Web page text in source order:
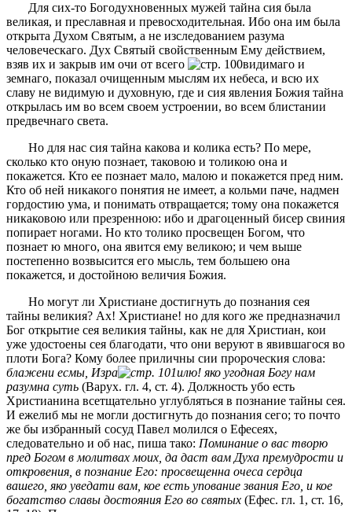
Для сих-то Богодухновенных мужей тайна сия была
великая, и преславная и превосходительная. Ибо она им была
открыта Духом Святым, а не изследованием разума
человеческаго. Дух Святый свойственным Ему действием,
взяв их и закрыв им очи от всего
видимаго и
земнаго, показал очищенным мыслям их небеса, и всю их
славу не видимую и духовную, где и сия явления Божия тайна
открылась им во всем своем устроении, во всем блистании
предвечнаго света.
Но для нас сия тайна какова и колика есть? По мере,
сколько кто оную познает, таковою и толикою она и
покажется. Кто ее познает мало, малою и покажется пред ним.
Кто об ней никакого понятия не имеет, а кольми паче, надмен
гордостию ума, и понимать отвращается; тому она покажется
никаковою или презренною: ибо и драгоценный бисер свиния
попирает ногами. Но кто толико просвещен Богом, что
познает ю много, она явится ему великою; и чем выше
постепенно возвысится его мысль, тем большею она
покажется, и достойною величия Божия.
Но могут ли Христиане достигнуть до познания сея
тайны великия? Ах! Христиане! но для кого же предназначил
Бог открытие сея великия тайны, как не для Христиан, кои
уже удостоены сея благодати, что они веруют в явившагося во
плоти Бога? Кому более приличны сии пророческия слова:
блажени есмы, Изра
илю! яко угодная Богу нам
разумна суть (Варух. гл. 4, ст. 4). Должность убо есть
Христианина всетщательно углубляться в познание тайны сея.
И ежелиб мы не могли достигнуть до познания сего; то почто
же бы избранный сосуд Павел молился о Ефесеях,
следовательно и об нас, пиша тако: Поминание о вас творю
пред Богом в молитвах моих, да даст вам Духа премудрости и
откровения, в познание Его: просвещенна очеса сердца
вашего, яко уведати вам, кое есть упование звания Его, и кое
богатство славы достояния Его во святых (Ефес. гл. 1, ст. 16,